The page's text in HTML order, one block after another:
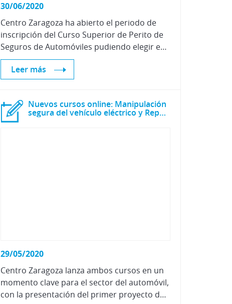
30/06/2020
Centro Zaragoza ha abierto el periodo de
inscripción del Curso Superior de Perito de
Seguros de Automóviles pudiendo elegir entre dos modalidades de impartición, y contando con un descuento de hasta el 20% para inscripciones realizadas antes del 31 de agosto.
Leer más
Nuevos cursos online: Manipulación
segura del vehículo eléctrico y Reparación de plásticos
29/05/2020
Centro Zaragoza lanza ambos cursos en un
momento clave para el sector del automóvil,
con la presentación del primer proyecto de Ley de Cambio Climático y Transición Energética.